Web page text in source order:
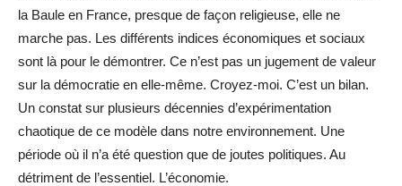
la Baule en France, presque de façon religieuse, elle ne
marche pas. Les différents indices économiques et sociaux
sont là pour le démontrer. Ce n’est pas un jugement de valeur
sur la démocratie en elle-même. Croyez-moi. C’est un bilan.
Un constat sur plusieurs décennies d’expérimentation
chaotique de ce modèle dans notre environnement. Une
période où il n’a été question que de joutes politiques. Au
détriment de l’essentiel. L’économie.